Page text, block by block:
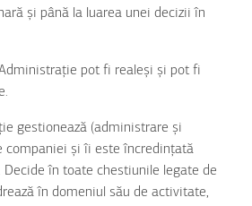
și până la luarea unei decizii în
pot fi realeși și pot fi
gestionează (administrare și
companiei și îi este încredințată
Decide în toate chestiunile legate de
în domeniul său de activitate,